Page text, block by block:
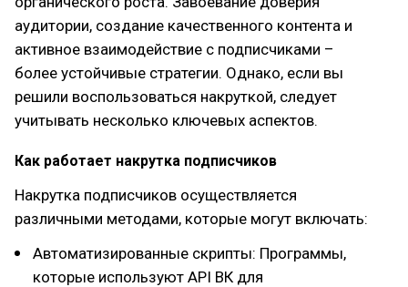
аудитории, создание качественного контента и
активное взаимодействие с подписчиками –
более устойчивые стратегии. Однако, если вы
решили воспользоваться накруткой, следует
учитывать несколько ключевых аспектов.
Как работает накрутка подписчиков
Накрутка подписчиков осуществляется
различными методами, которые могут включать:
Автоматизированные скрипты: Программы,
которые используют API ВК для